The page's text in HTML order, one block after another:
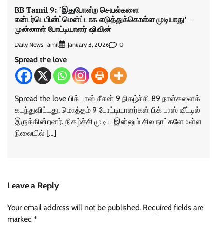
BB Tamil 9: `இதுபோன்ற செயல்களை
என்டர்டெயின்ட்மென்ட்டாக எடுத்துக்கொள்ள முடியாது’ –
முன்னாள் போட்டியாளர் ஷிவின்
Daily News Tamil January 3, 2026 0
Spread the love
Spread the love பிக் பாஸ் சீசன் 9 நிகழ்ச்சி 89 நாள்களைக்
கடந்துவிட்டது. மொத்தம் 9 போட்டியாளர்கள் பிக் பாஸ் வீட்டில்
இருக்கின்றனர். நிகழ்ச்சி முடிய இன்னும் சில நாட்களே உள்ள
நிலையில் […]
Leave a Reply
Your email address will not be published. Required fields are
marked *